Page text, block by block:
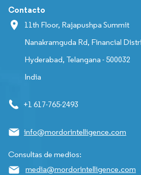
Contacto
11th Floor, Rajapushpa Summit
Nanakramguda Rd, Financial
Hyderabad, Telangana - 500032
India
+1 617-765-2493
info@mordorintelligence.com
Consultas de medios:
media@mordorintelligence.com